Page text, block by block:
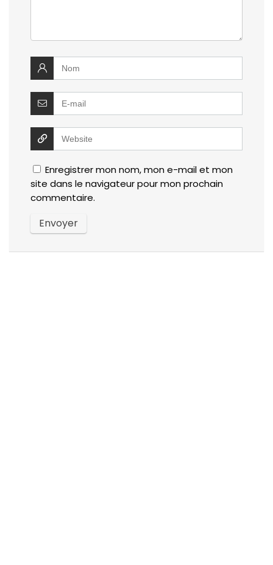
Enregistrer mon nom, mon e-mail et mon
site dans le navigateur pour mon prochain
commentaire.